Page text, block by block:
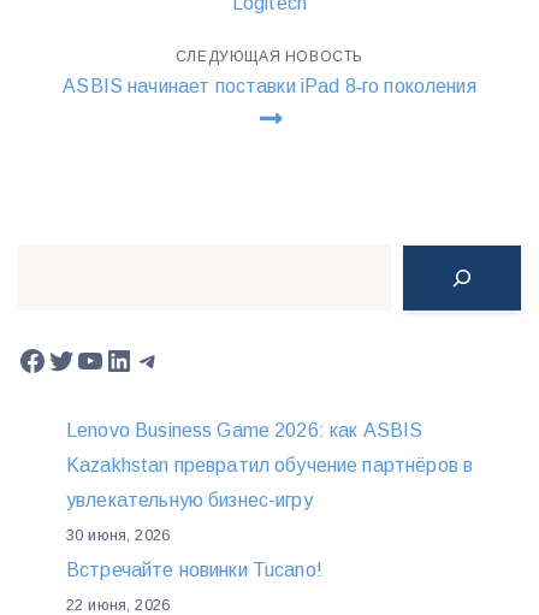
СЛЕДУЮЩАЯ НОВОСТЬ
ASBIS начинает поставки iPad 8‑го поколения
Facebook
Twitter
YouTube
LinkedIn
Telegram
Lenovo Business Game 2026: как ASBIS
Kazakhstan превратил обучение партнёров в
увлекательную бизнес-игру
30 июня, 2026
Встречайте новинки Tucano!
22 июня, 2026